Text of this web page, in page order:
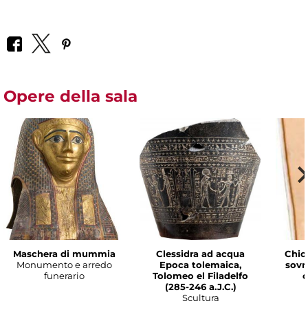
Opere della sala
Maschera di mummia
Monumento e arredo
funerario
Clessidra ad acqua
Epoca tolemaica,
Tolomeo el Filadelfo
(285-246 a.J.C.)
Scultura